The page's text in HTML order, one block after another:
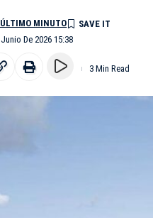
De 2026 15:38
MINUTO
3 Min Read